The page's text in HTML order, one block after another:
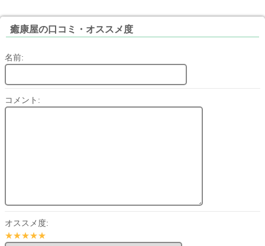
癒康屋の口コミ・オススメ度
名前:
コメント:
オススメ度:
★★★★★